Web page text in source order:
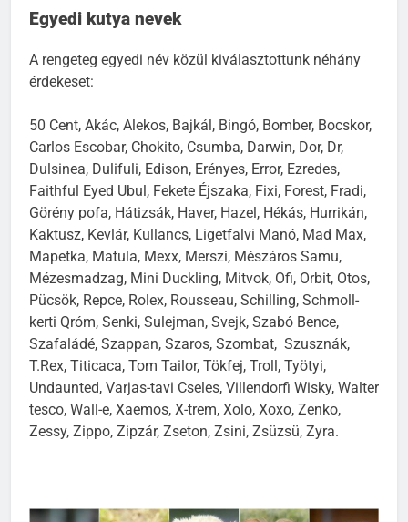
Egyedi kutya nevek
A rengeteg egyedi név közül kiválasztottunk néhány
érdekeset:
50 Cent, Akác, Alekos, Bajkál, Bingó, Bomber, Bocskor,
Carlos Escobar, Chokito, Csumba, Darwin, Dor, Dr,
Dulsinea, Dulifuli, Edison, Erényes, Error, Ezredes,
Faithful Eyed Ubul, Fekete Éjszaka, Fixi, Forest, Fradi,
Görény pofa, Hátizsák, Haver, Hazel, Hékás, Hurrikán,
Kaktusz, Kevlár, Kullancs, Ligetfalvi Manó, Mad Max,
Mapetka, Matula, Mexx, Merszi, Mészáros Samu,
Mézesmadzag, Mini Duckling, Mitvok, Ofi, Orbit, Otos,
Pücsök, Repce, Rolex, Rousseau, Schilling, Schmoll-
kerti Qróm, Senki, Sulejman, Svejk, Szabó Bence,
Szafaládé, Szappan, Szaros, Szombat, Szusznák,
T.Rex, Titicaca, Tom Tailor, Tökfej, Troll, Työtyi,
Undaunted, Varjas-tavi Cseles, Villendorfi Wisky, Walter
tesco, Wall-e, Xaemos, X-trem, Xolo, Xoxo, Zenko,
Zessy, Zippo, Zipzár, Zseton, Zsini, Zsüzsü, Zyra.